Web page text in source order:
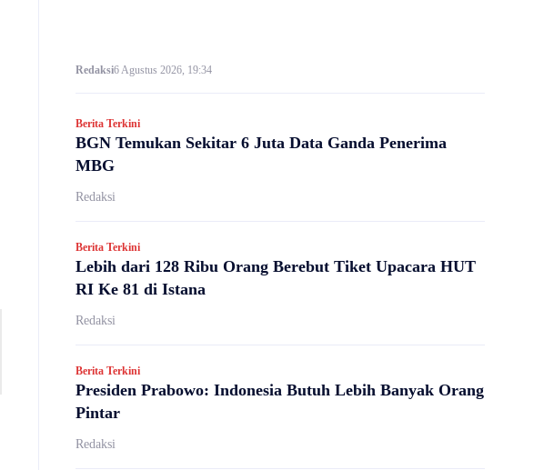
Redaksi6 Agustus 2026, 19:34
Berita Terkini
BGN Temukan Sekitar 6 Juta Data Ganda Penerima
MBG
Redaksi
Berita Terkini
Lebih dari 128 Ribu Orang Berebut Tiket Upacara HUT
RI Ke 81 di Istana
Redaksi
Berita Terkini
Presiden Prabowo: Indonesia Butuh Lebih Banyak Orang
Pintar
Redaksi